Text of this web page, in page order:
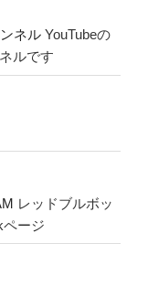
ネル YouTubeの
ルです
レッドブルボッ
ページ